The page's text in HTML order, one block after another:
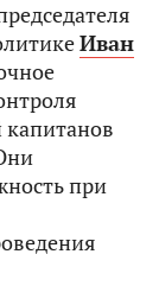
Иван
капитанов
при